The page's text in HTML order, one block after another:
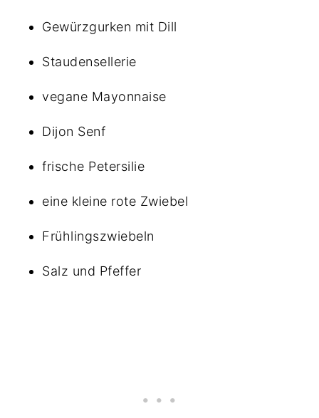
Gewürzgurken mit Dill
Staudensellerie
vegane Mayonnaise
Dijon Senf
frische Petersilie
eine kleine rote Zwiebel
Frühlingszwiebeln
Salz und Pfeffer